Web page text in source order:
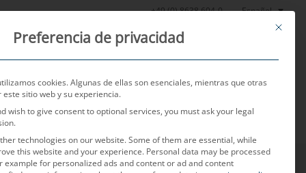
+49 (0) 8638 604-0 Español
Noticias Sobre nosotros Empleo Contacto
This
Preferencia de privacidad
cookies. Algunas de ellas son esenciales, mientras que otras
sitio web y su experiencia.
wish to give consent to optional services, you must ask your legal
technologies on our website. Some of them are essential, while
this website and your experience. Personal data may be processed
example for personalized ads and content or ad and content